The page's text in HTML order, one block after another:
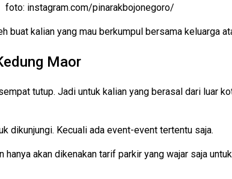
foto: instagram.com/pinarakbojonegoro/
buat kalian yang mau berkumpul bersama keluarga
Maor
tutup. Jadi untuk kalian yang berasal dari luar
dikunjungi. Kecuali ada event-event tertentu saja.
akan dikenakan tarif parkir yang wajar saja